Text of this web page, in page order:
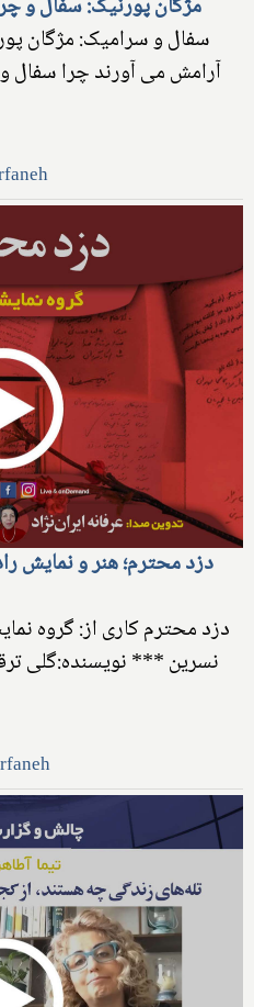
مژگان پورنیک: سفال و
سفال و سرامیک: مژگان
آرامش می آورند چرا سفال
دزد محترم؛ هنر و نمایش
دزد محترم کاری از: گروه
نسرین *** نویسنده:گلی